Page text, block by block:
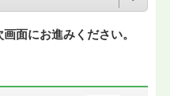
面にお進みください。